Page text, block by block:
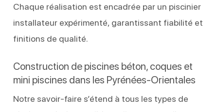
Chaque réalisation est encadrée par un piscinier
installateur expérimenté, garantissant fiabilité et
finitions de qualité.
Construction de piscines béton, coques et
mini piscines dans les Pyrénées-Orientales
Notre savoir-faire s’étend à tous les types de